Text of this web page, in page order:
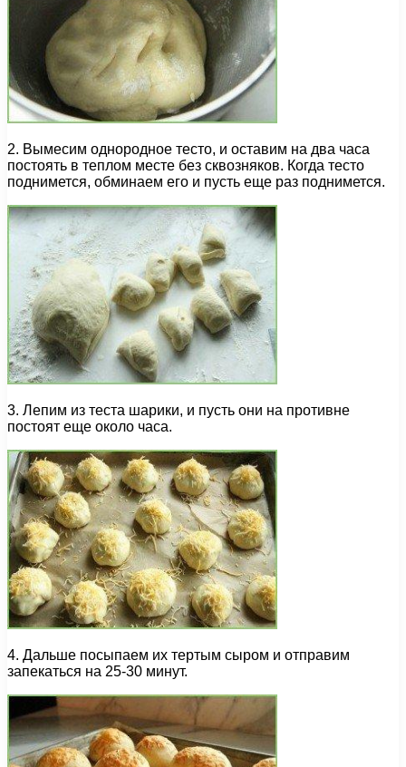
2. Вымесим однородное тесто, и оставим на два часа
постоять в теплом месте без сквозняков. Когда тесто
поднимется, обминаем его и пусть еще раз поднимется.
3. Лепим из теста шарики, и пусть они на противне
постоят еще около часа.
4. Дальше посыпаем их тертым сыром и отправим
запекаться на 25-30 минут.